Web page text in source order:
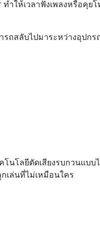
ำให้เวลาฟังเพลงหรือคุย
สลับไปมาระหว่างอุปกร
นโลยีตัดเสียงรบกวนแบบ
เล่นที่ไม่เหมือนใคร